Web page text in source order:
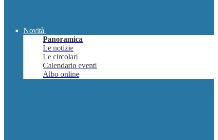
Novità
Panoramica
Le notizie
Le circolari
Calendario eventi
Albo online